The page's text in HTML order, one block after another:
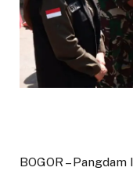
BOGOR –